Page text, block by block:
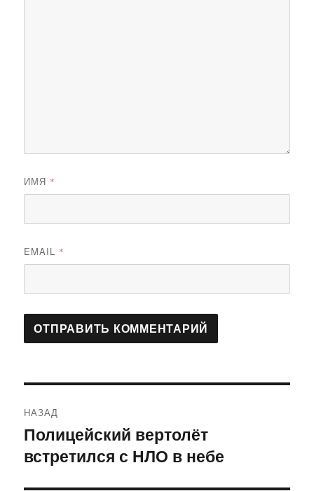
ИМЯ *
EMAIL *
по
записям
НАЗАД
Предыдущая
запись:
Полицейский вертолёт
встретился с НЛО в небе